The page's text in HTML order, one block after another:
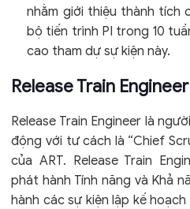
nhằm giới thiệu thành tích
bộ tiến trình PI trong 10
cao tham dự sự kiện này.
Release Train Engineer
Release Train Engineer là
động với tư cách là “Chief
của ART. Release Train
phát hành Tính năng và Khả
hành các sự kiện lập kế